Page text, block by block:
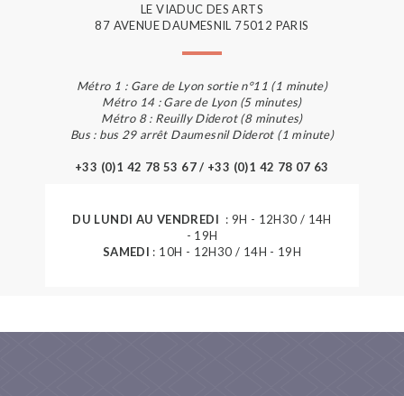
LE VIADUC DES ARTS
87 AVENUE DAUMESNIL 75012 PARIS
Métro 1 : Gare de Lyon sortie n°11 (1 minute)
Métro 14 : Gare de Lyon (5 minutes)
Métro 8 : Reuilly Diderot (8 minutes)
Bus : bus 29 arrêt Daumesnil Diderot (1 minute)
+33 (0)1 42 78 53 67 / +33 (0)1 42 78 07 63
DU LUNDI AU VENDREDI : 9H - 12H30 / 14H
- 19H
SAMEDI : 10H - 12H30 / 14H - 19H